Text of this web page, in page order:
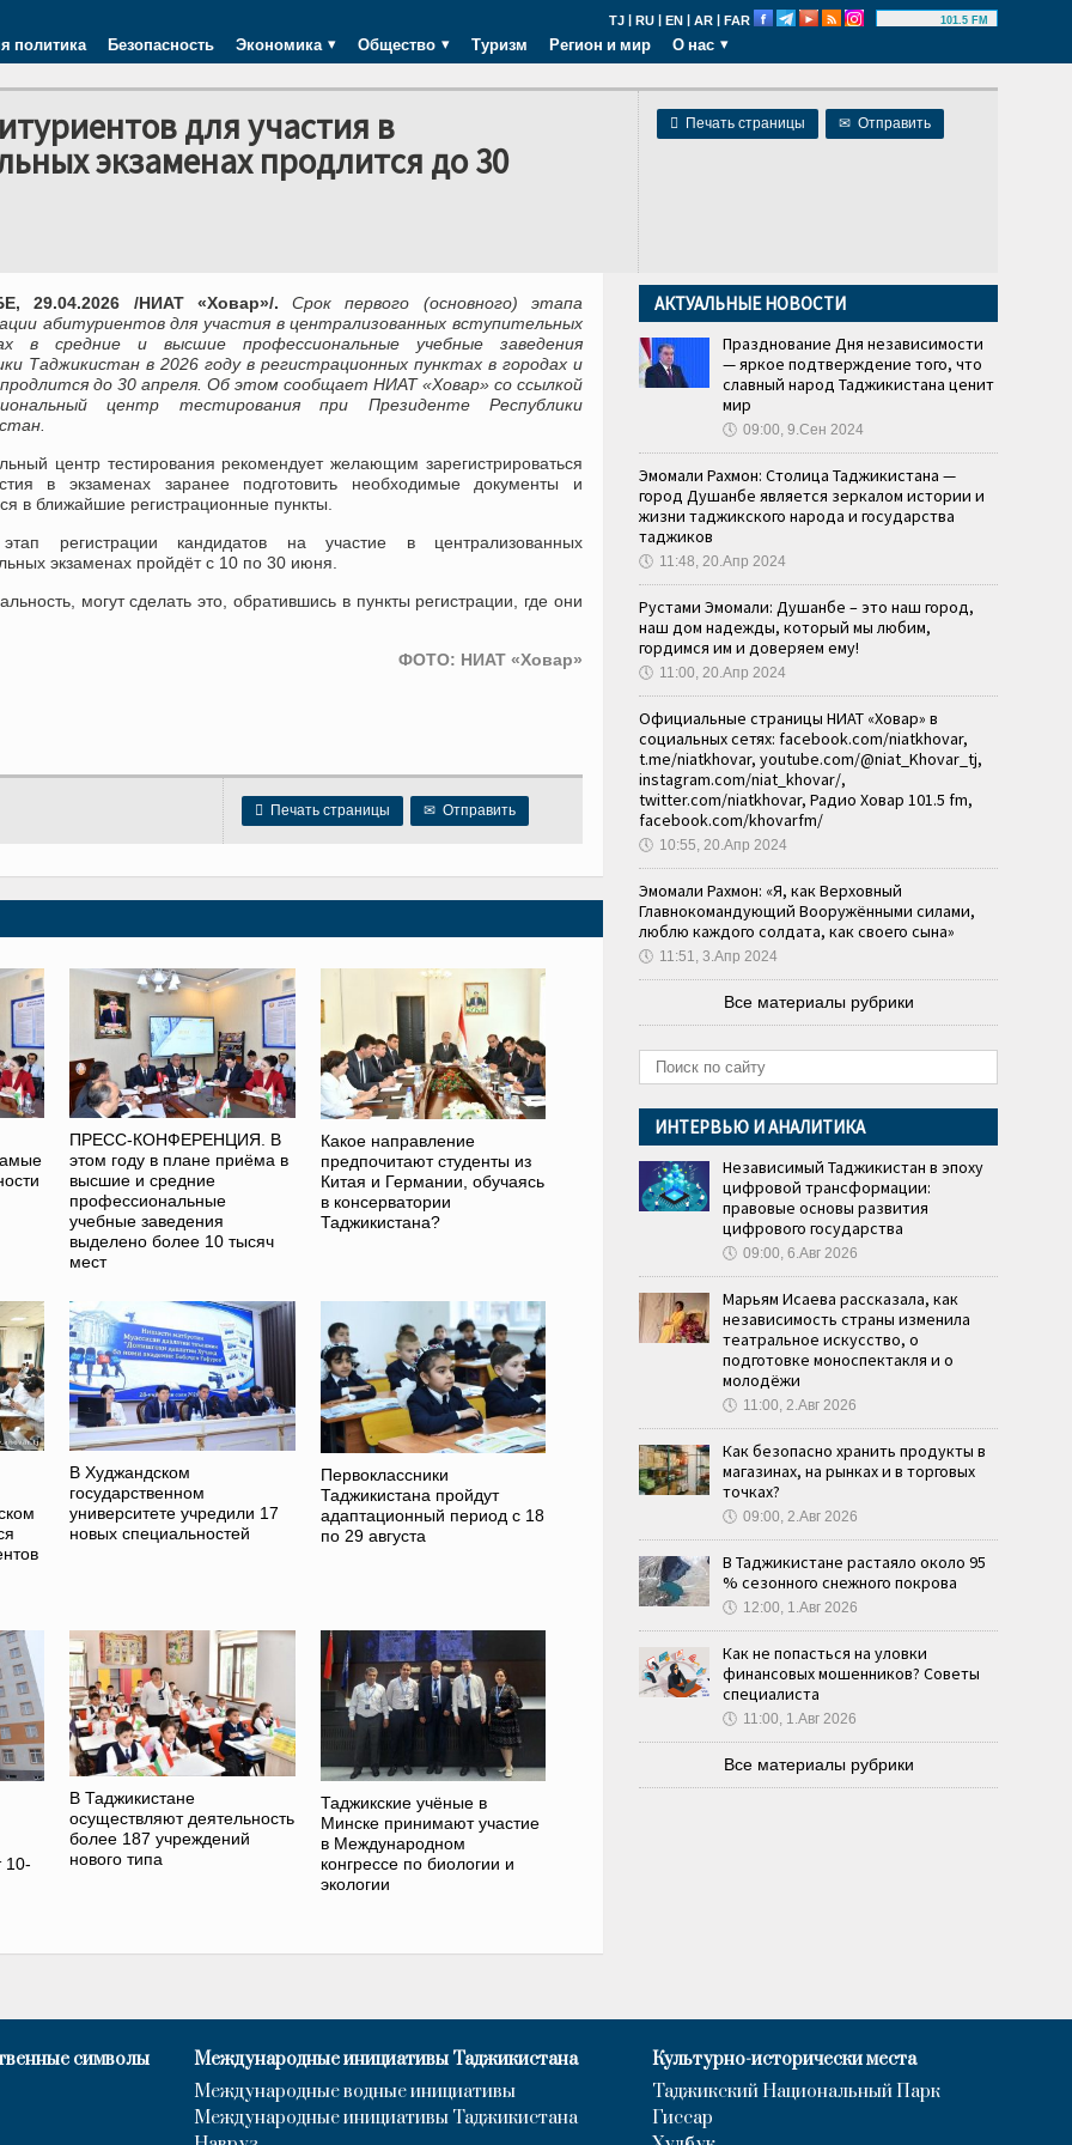
TJ | RU | EN | AR | FAR 101.5 FM
политика Безопасность Экономика Общество Туризм Регион и мир О нас
 Печать страницы ✉ Отправить
для участия в
экзаменах продлится до 30
29.04.2026 /НИАТ «Ховар»/.
Срок первого (основного) этапа
абитуриентов для участия в централизованных вступительных
в средние и высшие профессиональные учебные заведения
Таджикистан в 2026 году в регистрационных пунктах в городах и
до 30 апреля. Об этом сообщает НИАТ «Ховар» со ссылкой
центр тестирования при Президенте Республики
центр тестирования рекомендует желающим зарегистрироваться
в экзаменах заранее подготовить необходимые документы и
в ближайшие регистрационные пункты.
регистрации кандидатов на участие в централизованных
экзаменах пройдёт с 10 по 30 июня.
могут сделать это, обратившись в пункты регистрации, где они
ФОТО: НИАТ «Ховар»
 Печать страницы ✉ Отправить
ПРЕСС-КОНФЕРЕНЦИЯ. В
этом году в плане приёма в
высшие и средние
профессиональные
учебные заведения
выделено более 10 тысяч
мест
Какое направление
предпочитают студенты из
Китая и Германии, обучаясь
в консерватории
Таджикистана?
В Худжандском
государственном
университете учредили 17
новых специальностей
Первоклассники
Таджикистана пройдут
адаптационный период с 18
по 29 августа
10-
В Таджикистане
осуществляют деятельность
более 187 учреждений
нового типа
Таджикские учёные в
Минске принимают участие
в Международном
конгрессе по биологии и
экологии
АКТУАЛЬНЫЕ НОВОСТИ
Празднование Дня независимости
— яркое подтверждение того, что
славный народ Таджикистана ценит
мир
🕔 09:00, 9.Сен 2024
Эмомали Рахмон: Столица Таджикистана —
город Душанбе является зеркалом истории и
жизни таджикского народа и государства
таджиков
🕔 11:48, 20.Апр 2024
Рустами Эмомали: Душанбе – это наш город,
наш дом надежды, который мы любим,
гордимся им и доверяем ему!
🕔 11:00, 20.Апр 2024
Официальные страницы НИАТ «Ховар» в
социальных сетях: facebook.com/niatkhovar,
t.me/niatkhovar, youtube.com/@niat_Khovar_tj,
instagram.com/niat_khovar/,
twitter.com/niatkhovar, Радио Ховар 101.5 fm,
facebook.com/khovarfm/
🕔 10:55, 20.Апр 2024
Эмомали Рахмон: «Я, как Верховный
Главнокомандующий Вооружёнными силами,
люблю каждого солдата, как своего сына»
🕔 11:51, 3.Апр 2024
Все материалы рубрики
ИНТЕРВЬЮ И АНАЛИТИКА
Независимый Таджикистан в эпоху
цифровой трансформации:
правовые основы развития
цифрового государства
🕔 09:00, 6.Авг 2026
Марьям Исаева рассказала, как
независимость страны изменила
театральное искусство, о
подготовке моноспектакля и о
молодёжи
🕔 11:00, 2.Авг 2026
Как безопасно хранить продукты в
магазинах, на рынках и в торговых
точках?
🕔 09:00, 2.Авг 2026
В Таджикистане растаяло около 95
% сезонного снежного покрова
🕔 12:00, 1.Авг 2026
Как не попасться на уловки
финансовых мошенников? Советы
специалиста
🕔 11:00, 1.Авг 2026
Все материалы рубрики
символы
Международные инициативы Таджикистана
Международные водные инициативы
Международные инициативы Таджикистана
Культурно-исторически места
Таджикский Национальный Парк
Гиссар